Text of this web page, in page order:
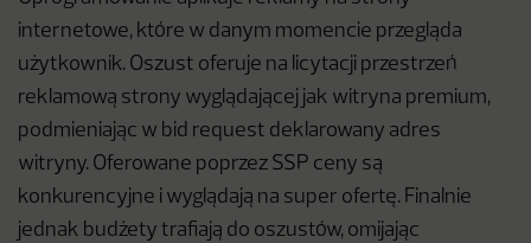
internetowe, które w danym momencie przegląda
użytkownik. Oszust oferuje na licytacji przestrzeń
reklamową strony wyglądającej jak witryna premium,
podmieniając w bid request deklarowany adres
witryny. Oferowane poprzez SSP ceny są
konkurencyjne i wyglądają na super ofertę. Finalnie
jednak budżety trafiają do oszustów, omijając